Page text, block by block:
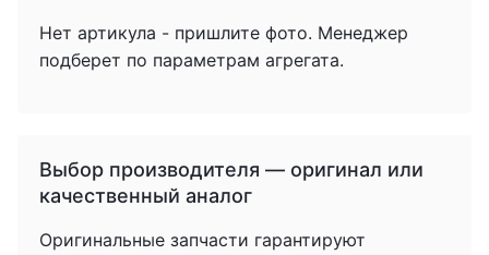
Нет артикула - пришлите фото. Менеджер
подберет по параметрам агрегата.
Выбор производителя — оригинал или
качественный аналог
Оригинальные запчасти гарантируют